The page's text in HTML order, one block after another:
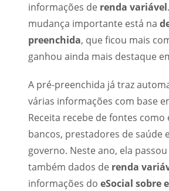
informações de renda variável
mudança importante está na
preenchida, que ficou mais
ganhou ainda mais destaque
A pré-preenchida já traz
várias informações com base
Receita recebe de fontes como
bancos, prestadores de saúde
governo. Neste ano, ela
também dados de renda
informações do eSocial sobre